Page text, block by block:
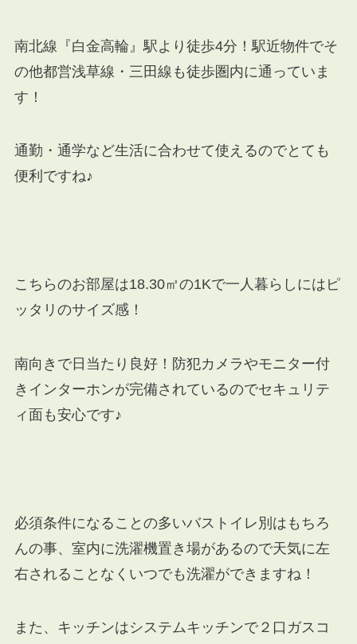
南北線『白金高輪』駅より徒歩4分！駅近物件でそ
の他都営浅草線・三田線も徒歩圏内に通っていま
す！
通勤・通学など生活に合わせて使えるのでとても
便利ですね♪
こちらのお部屋は18.30㎡の1Kで一人暮らしにはピ
ッタリのサイズ感！
南向きで日当たり良好！防犯カメラやモニター付
きインターホンが完備されているのでセキュリテ
ィ面も安心です♪
必須条件になることの多いバストイレ別はもちろ
んの事、室内に洗濯機置き場があるので天気に左
右されることなくいつでも洗濯ができますね！
また、キッチンはシステムキッチンで２口ガスコ